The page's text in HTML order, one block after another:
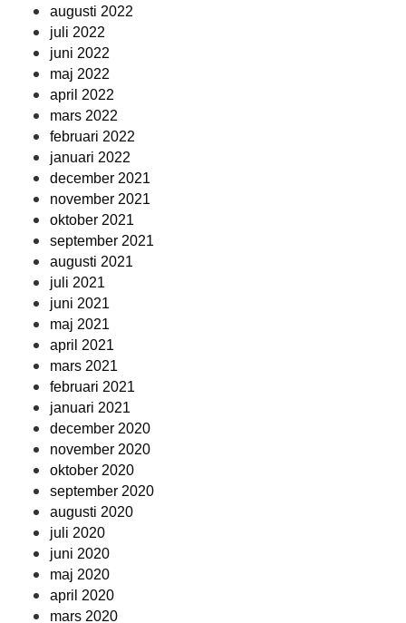
augusti 2022
juli 2022
juni 2022
maj 2022
april 2022
mars 2022
februari 2022
januari 2022
december 2021
november 2021
oktober 2021
september 2021
augusti 2021
juli 2021
juni 2021
maj 2021
april 2021
mars 2021
februari 2021
januari 2021
december 2020
november 2020
oktober 2020
september 2020
augusti 2020
juli 2020
juni 2020
maj 2020
april 2020
mars 2020